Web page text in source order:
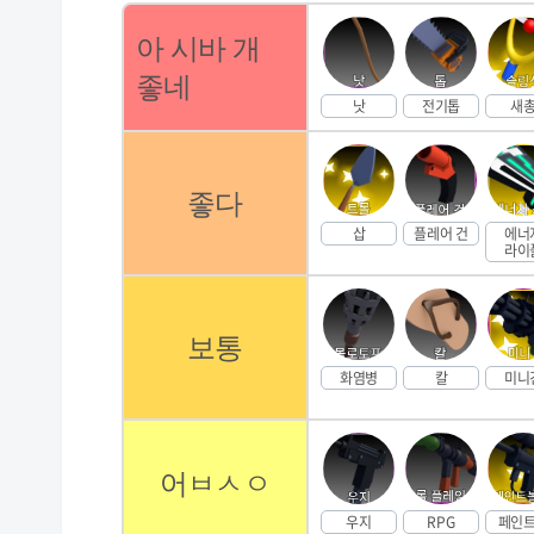
아 시바 개
좋네
낫 전기톱 새
좋다
삽 플레어 건 에너
라이
보통
화염병 칼 미니
어ㅂㅅㅇ
우지 RPG 페인